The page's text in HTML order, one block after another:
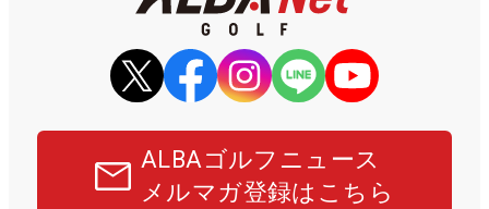
ALBAゴルフニュース
メルマガ登録はこちら